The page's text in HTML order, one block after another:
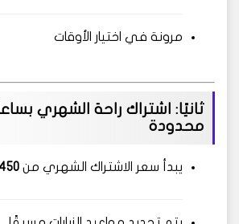
مرونة في اختيار الأوقات
ثانيًا: اشتراك راحة الشهري
محدودة
يبدأ سعر الاشتراك الشهري من 450 ريال